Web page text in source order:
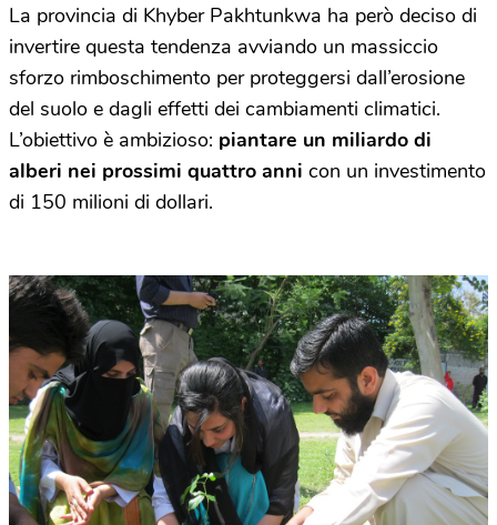
La provincia di Khyber Pakhtunkwa ha però deciso di
invertire questa tendenza avviando un massiccio
sforzo rimboschimento per proteggersi dall’erosione
del suolo e dagli effetti dei cambiamenti climatici.
L’obiettivo è ambizioso: piantare un miliardo di
alberi nei prossimi quattro anni con un investimento
di 150 milioni di dollari.